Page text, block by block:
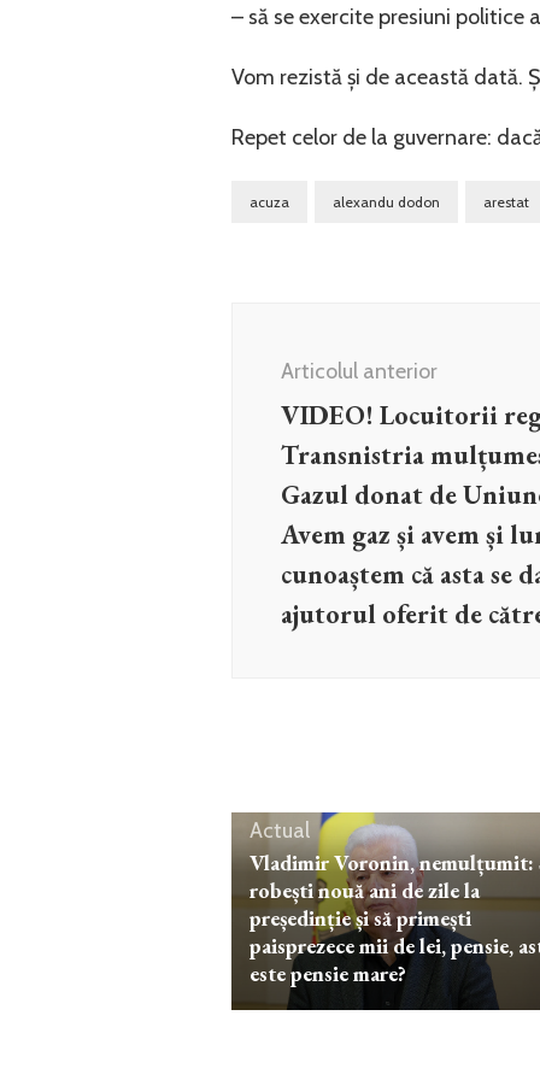
– să se exercite presiuni politice
Vom rezistă și de această dată.
Repet celor de la guvernare:
acuza alexandu dodon arestat
articole
Articolul anterior
VIDEO! Locuitorii
Transnistria
Gazul donat de
Avem gaz și avem și
cunoaștem că asta se
ajutorul oferit de
Actual
Vladimir Voronin, nemulțumit:
robești nouă ani de zile la
președinție și să primești
paisprezece mii de lei, pensie,
este pensie mare?